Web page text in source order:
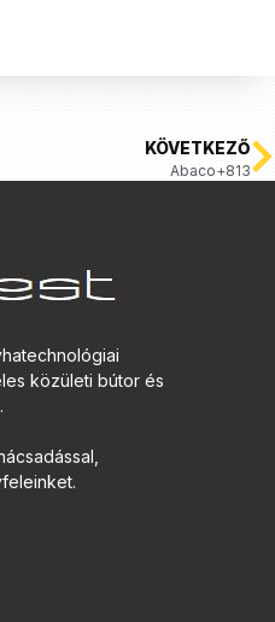
KÖVETKEZŐ
Abaco+813
közületi bútor és